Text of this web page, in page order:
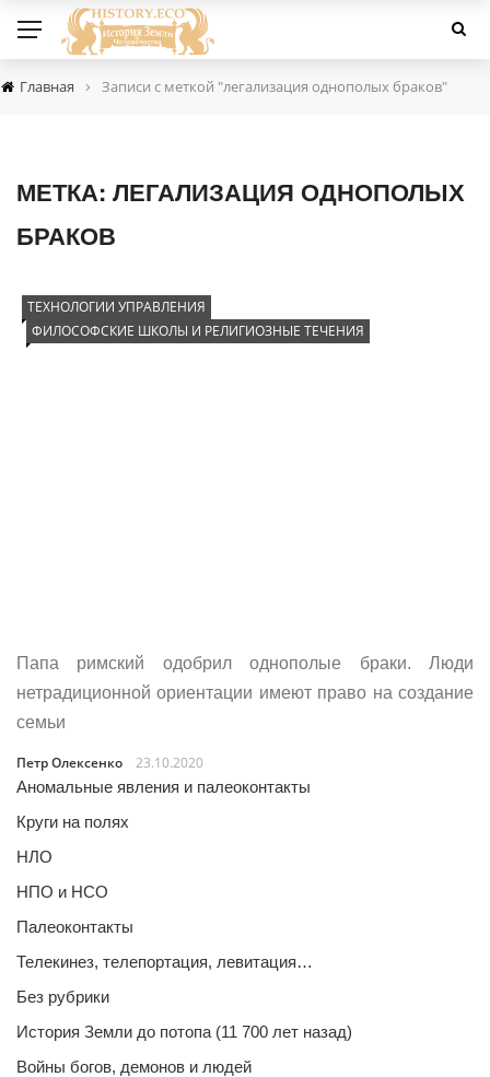
Главная › Записи с меткой "легализация однополых браков"
МЕТКА: ЛЕГАЛИЗАЦИЯ ОДНОПОЛЫХ
БРАКОВ
ТЕХНОЛОГИИ УПРАВЛЕНИЯ
ФИЛОСОФСКИЕ ШКОЛЫ И РЕЛИГИОЗНЫЕ ТЕЧЕНИЯ
Папа римский одобрил однополые браки. Люди
нетрадиционной ориентации имеют право на создание
семьи
Петр Олексенко
23.10.2020
Аномальные явления и палеоконтакты
Круги на полях
НЛО
НПО и НСО
Палеоконтакты
Телекинез, телепортация, левитация…
Без рубрики
История Земли до потопа (11 700 лет назад)
Войны богов, демонов и людей